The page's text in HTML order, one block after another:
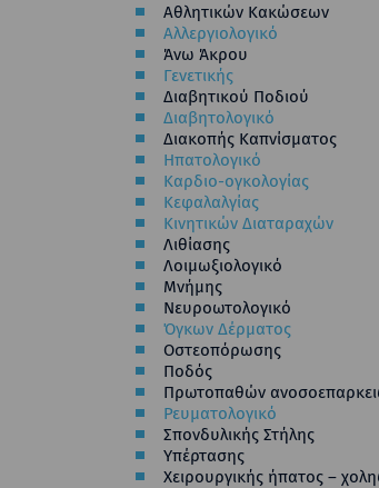
Αθλητικών Κακώσεων
Αλλεργιολογικό
Άνω Άκρου
Γενετικής
Διαβητικού Ποδιού
Διαβητολογικό
Διακοπής Καπνίσματος
Ηπατολογικό
Καρδιο-ογκολογίας
Κεφαλαλγίας
Κινητικών Διαταραχών
Λιθίασης
Λοιμωξιολογικό
Μνήμης
Νευροωτολογικό
Όγκων Δέρματος
Οστεοπόρωσης
Ποδός
Πρωτοπαθών
Ρευματολογικό
Σπονδυλικής Στήλης
Υπέρτασης
Χειρουργικής ήπατος –